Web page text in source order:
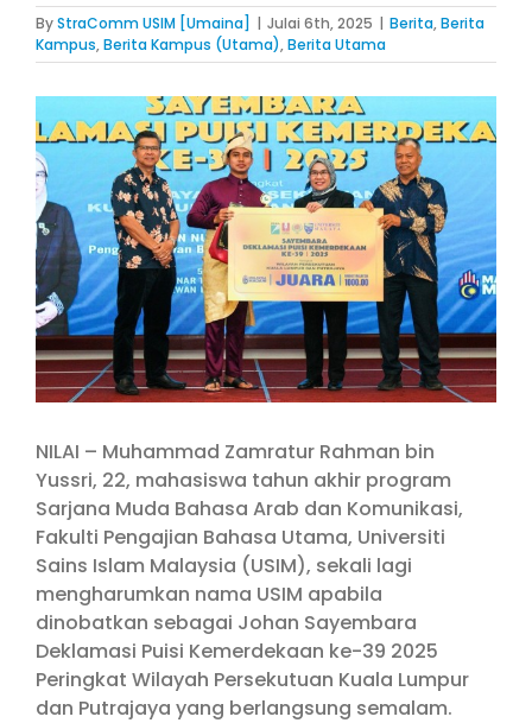
ByStraComm USIM [Umaina] | Julai 6th, 2025 | Berita,Berita
Kampus,Berita Kampus (Utama),Berita Utama
Larger
Image
NILAI – Muhammad Zamratur Rahman bin
Yussri, 22, mahasiswa tahun akhir program
Sarjana Muda Bahasa Arab dan Komunikasi,
Fakulti Pengajian Bahasa Utama, Universiti
Sains Islam Malaysia (USIM), sekali lagi
mengharumkan nama USIM apabila
dinobatkan sebagai Johan Sayembara
Deklamasi Puisi Kemerdekaan ke-39 2025
Peringkat Wilayah Persekutuan Kuala Lumpur
dan Putrajaya yang berlangsung semalam.